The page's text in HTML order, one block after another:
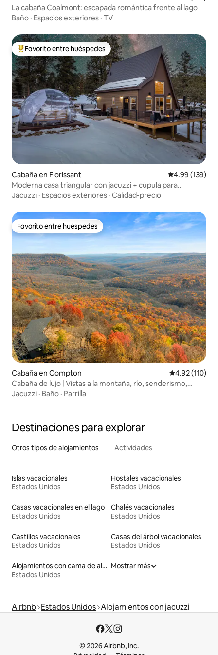
La cabaña Coalmont: escapada romántica frente al lago
Baño · Espacios exteriores · TV
Favorito entre huéspedes preferido
Favorito entre huéspedes
Cabaña en Florissant Calificación
4.99 (139)
Moderna casa triangular con jacuzzi + cúpula para
observar las estrellas
Jacuzzi · Espacios exteriores · Calidad-precio
Favorito entre huéspedes
Favorito entre huéspedes
Cabaña en Compton Calificación
4.92 (110)
Cabaña de lujo | Vistas a la montaña, río, senderismo,
kayak
Jacuzzi · Baño · Parrilla
Destinaciones para explorar
Otros tipos de alojamientos Actividades
Islas vacacionales
Estados Unidos
Hostales vacacionales
Estados Unidos
Casas vacacionales en el lago
Estados Unidos
Chalés vacacionales
Estados Unidos
Castillos vacacionales
Estados Unidos
Casas del árbol vacacionales
Estados Unidos
Alojamientos con cama de altura accesible
Estados Unidos
Mostrar más
Airbnb Estados Unidos Alojamientos con jacuzzi
© 2026 Airbnb, Inc.